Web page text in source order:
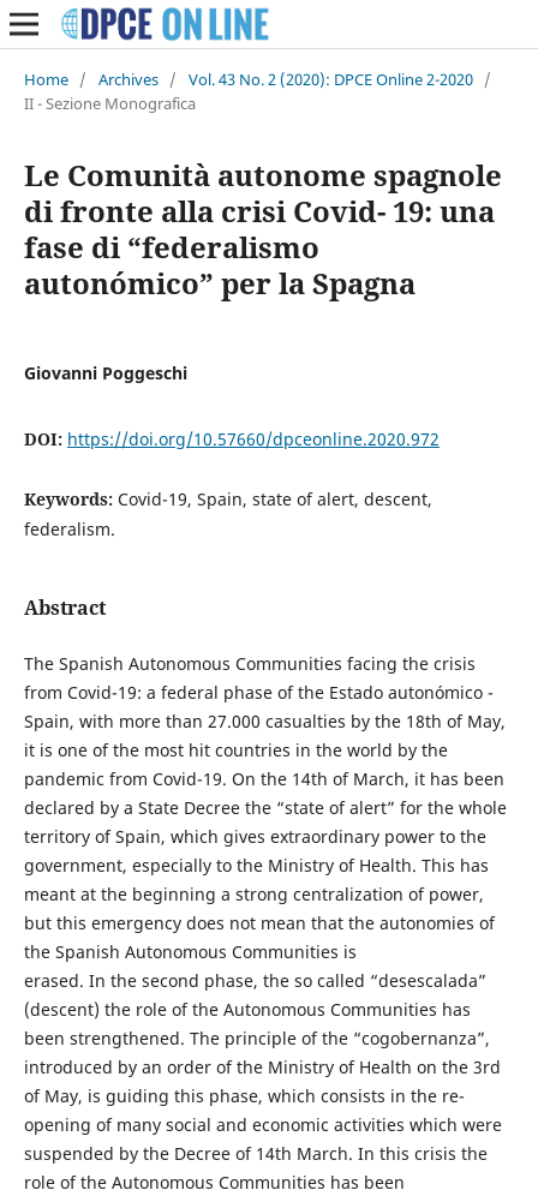
Home / Archives / Vol. 43 No. 2 (2020): DPCE Online 2-2020 /
II - Sezione Monografica
Le Comunità autonome spagnole
di fronte alla crisi Covid- 19: una
fase di “federalismo
autonómico” per la Spagna
Giovanni Poggeschi
DOI: https://doi.org/10.57660/dpceonline.2020.972
Keywords: Covid-19, Spain, state of alert, descent,
federalism.
Abstract
The Spanish Autonomous Communities facing the crisis
from Covid-19: a federal phase of the Estado autonómico -
Spain, with more than 27.000 casualties by the 18th of May,
it is one of the most hit countries in the world by the
pandemic from Covid-19. On the 14th of March, it has been
declared by a State Decree the “state of alert” for the whole
territory of Spain, which gives extraordinary power to the
government, especially to the Ministry of Health. This has
meant at the beginning a strong centralization of power,
but this emergency does not mean that the autonomies of
the Spanish Autonomous Communities is
erased. In the second phase, the so called “desescalada”
(descent) the role of the Autonomous Communities has
been strengthened. The principle of the “cogobernanza”,
introduced by an order of the Ministry of Health on the 3rd
of May, is guiding this phase, which consists in the re-
opening of many social and economic activities which were
suspended by the Decree of 14th March. In this crisis the
role of the Autonomous Communities has been